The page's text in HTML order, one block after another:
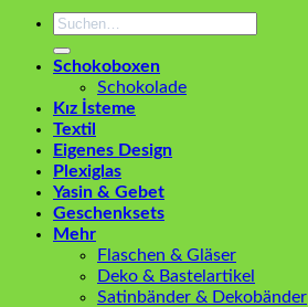
Suchen
Schokoboxen
Schokolade
Kız İsteme
Textil
Eigenes Design
Plexiglas
Yasin & Gebet
Geschenksets
Mehr
Flaschen & Gläser
Deko & Bastelartikel
Satinbänder & Dekobänder